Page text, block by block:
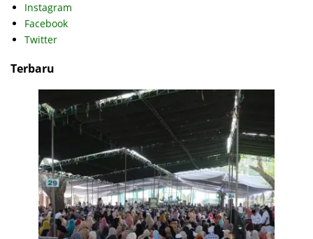
Instagram
Facebook
Twitter
Terbaru